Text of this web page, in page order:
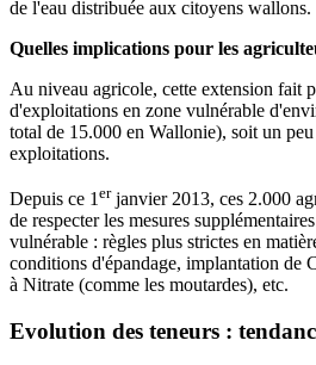
de l'eau distribuée aux citoyens wallons.
Quelles implications pour les
Au niveau agricole, cette extension fait
d'exploitations en zone vulnérable
total de 15.000 en Wallonie), soit un
exploitations.
Depuis ce 1 erjanvier 2013, ces 2.000
de respecter les mesures
vulnérable : règles plus strictes en
conditions d'épandage, implantation de
à Nitrate (comme les moutardes), etc.
Evolution des teneurs :